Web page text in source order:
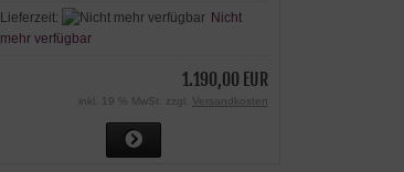
Lieferzeit:
Nicht
mehr verfügbar
1.190,00 EUR
inkl. 19 % MwSt. zzgl. Versandkosten